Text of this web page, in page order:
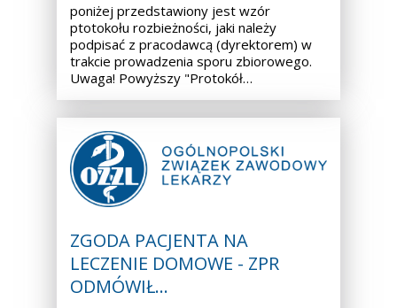
poniżej przedstawiony jest wzór
ptotokołu rozbieżności, jaki należy
podpisać z pracodawcą (dyrektorem) w
trakcie prowadzenia sporu zbiorowego.
Uwaga! Powyższy "Protokół…
ZGODA PACJENTA NA
LECZENIE DOMOWE - ZPR
ODMÓWIŁ…